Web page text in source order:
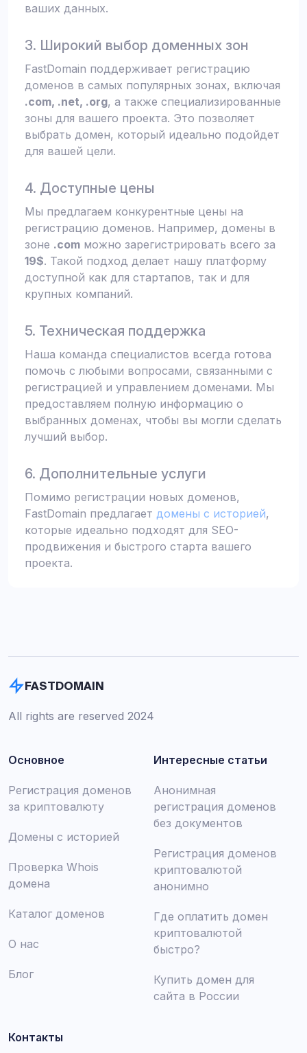
ваших данных.
3. Широкий выбор доменных зон
FastDomain поддерживает регистрацию
доменов в самых популярных зонах, включая
.com, .net, .org, а также специализированные
зоны для вашего проекта. Это позволяет
выбрать домен, который идеально подойдет
для вашей цели.
4. Доступные цены
Мы предлагаем конкурентные цены на
регистрацию доменов. Например, домены в
зоне .com можно зарегистрировать всего за
19$. Такой подход делает нашу платформу
доступной как для стартапов, так и для
крупных компаний.
5. Техническая поддержка
Наша команда специалистов всегда готова
помочь с любыми вопросами, связанными с
регистрацией и управлением доменами. Мы
предоставляем полную информацию о
выбранных доменах, чтобы вы могли сделать
лучший выбор.
6. Дополнительные услуги
Помимо регистрации новых доменов,
FastDomain предлагает домены с историей,
которые идеально подходят для SEO-
продвижения и быстрого старта вашего
проекта.
FASTDOMAIN
All rights are reserved 2024
Основное
Регистрация доменов
за криптовалюту
Домены с историей
Проверка Whois
домена
Каталог доменов
О нас
Блог
Интересные статьи
Анонимная
регистрация доменов
без документов
Регистрация доменов
криптовалютой
анонимно
Где оплатить домен
криптовалютой
быстро?
Купить домен для
сайта в России
Контакты